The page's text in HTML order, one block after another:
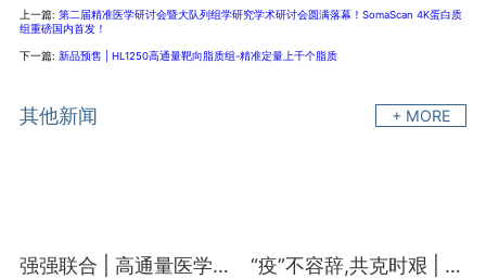
上一篇: 第二届精准医学研讨会暨大队列组学研究学术研讨会圆满落幕！SomaScan 4K蛋白质
组重磅国内首发！
下一篇: 新品预售 | HL1250高通量靶向脂质组-精准定量上千个脂质
其他新闻 + MORE
强强联合 | 高通量医学靶向代谢组H650+宏基因组合促销活动开启 “疫”不容辞,共克时艰 | 中科新生命“新冠多组学研究支持计划”盛大启动